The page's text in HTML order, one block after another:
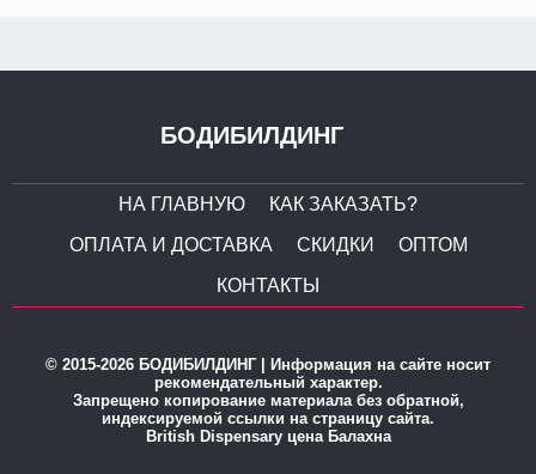
БОДИБИЛДИНГ
НА ГЛАВНУЮ
КАК ЗАКАЗАТЬ?
ОПЛАТА И ДОСТАВКА
СКИДКИ
ОПТОМ
КОНТАКТЫ
© 2015-2026 БОДИБИЛДИНГ | Информация на сайте носит
рекомендательный характер.
Запрещено копирование материала без обратной,
индексируемой ссылки на страницу сайта.
British Dispensary цена Балахна